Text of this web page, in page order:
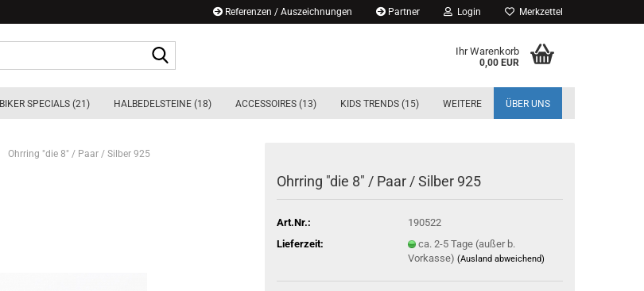
Referenzen / Auszeichnungen Partner Login Merkzettel
Ihr Warenkorb
0,00 EUR
BIKER SPECIALS (21) HALBEDELSTEINE (18) ACCESSOIRES (13) KIDS TRENDS (15) ÜBER UNS
WEITERE
Ohrring "die 8" / Paar / Silber 925
Ohrring "die 8" / Paar / Silber 925
Art.Nr.:
190522
Lieferzeit:
ca. 2-5 Tage (außer b.
Vorkasse) (Ausland abweichend)